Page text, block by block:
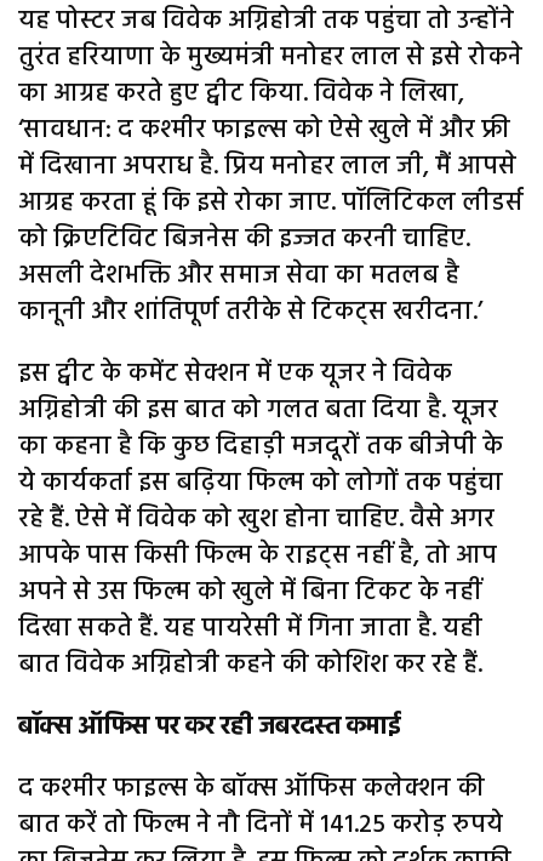
यह पोस्टर जब विवेक अग्निहोत्री तक पहुंचा तो उन्होंने
तुरंत हरियाणा के मुख्यमंत्री मनोहर लाल से इसे रोकने
का आग्रह करते हुए ट्वीट क‍िया. विवेक ने लिखा,
‘सावधान: द कश्मीर फाइल्स को ऐसे खुले में और फ्री
में दिखाना अपराध है. प्रिय मनोहर लाल जी, मैं आपसे
आग्रह करता हूं कि इसे रोका जाए. पॉलिटिकल लीडर्स
को क्रिएटिविट बिजनेस की इज्जत करनी चाहिए.
असली देशभक्ति और समाज सेवा का मतलब है
कानूनी और शांतिपूर्ण तरीके से टिकट्स खरीदना.’
इस ट्वीट के कमेंट सेक्शन में एक यूजर ने विवेक
अग्निहोत्री की इस बात को गलत बता दिया है. यूजर
का कहना है कि कुछ दिहाड़ी मजदूरों तक बीजेपी के
ये कार्यकर्ता इस बढ़िया फिल्म को लोगों तक पहुंचा
रहे हैं. ऐसे में विवेक को खुश होना चाहिए. वैसे अगर
आपके पास किसी फिल्म के राइट्स नहीं है, तो आप
अपने से उस फिल्म को खुले में बिना टिकट के नहीं
दिखा सकते हैं. यह पायरेसी में गिना जाता है. यही
बात विवेक अग्निहोत्री कहने की कोशिश कर रहे हैं.
बॉक्स ऑफिस पर कर रही जबरदस्त कमाई
द कश्मीर फाइल्स के बॉक्स ऑफिस कलेक्शन की
बात करें तो फिल्म ने नौ दिनों में 141.25 करोड़ रुपये